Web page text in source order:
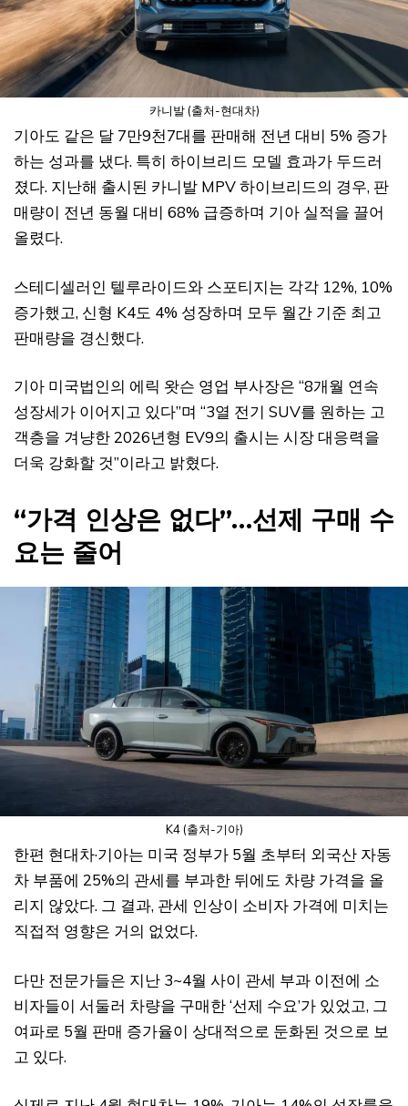
카니발 (출처-현대차)
기아도 같은 달 7만9천7대를 판매해 전년 대비 5% 증가
하는 성과를 냈다. 특히 하이브리드 모델 효과가 두드러
졌다. 지난해 출시된 카니발 MPV 하이브리드의 경우, 판
매량이 전년 동월 대비 68% 급증하며 기아 실적을 끌어
올렸다.
스테디셀러인 텔루라이드와 스포티지는 각각 12%, 10%
증가했고, 신형 K4도 4% 성장하며 모두 월간 기준 최고
판매량을 경신했다.
기아 미국법인의 에릭 왓슨 영업 부사장은 “8개월 연속
성장세가 이어지고 있다”며 “3열 전기 SUV를 원하는 고
객층을 겨냥한 2026년형 EV9의 출시는 시장 대응력을
더욱 강화할 것”이라고 밝혔다.
“가격 인상은 없다”…선제 구매 수
요는 줄어
K4 (출처-기아)
한편 현대차·기아는 미국 정부가 5월 초부터 외국산 자동
차 부품에 25%의 관세를 부과한 뒤에도 차량 가격을 올
리지 않았다. 그 결과, 관세 인상이 소비자 가격에 미치는
직접적 영향은 거의 없었다.
다만 전문가들은 지난 3~4월 사이 관세 부과 이전에 소
비자들이 서둘러 차량을 구매한 ‘선제 수요’가 있었고, 그
여파로 5월 판매 증가율이 상대적으로 둔화된 것으로 보
고 있다.